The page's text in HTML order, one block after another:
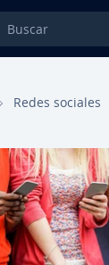
Buscar
Redes sociales